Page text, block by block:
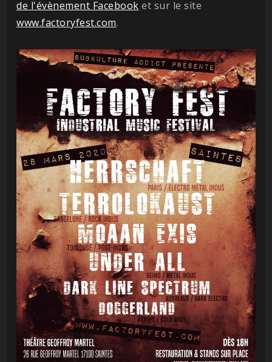
de l'évènement Facebook et sur le site
www.factoryfest.com.